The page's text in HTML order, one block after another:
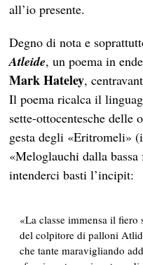
all’io presente.
Degno di nota e
Atleide, un poema in
Mark Hateley,
Il poema ricalca il
sette-ottocentesche delle
gesta degli «Eritromeli»
«Meloglauchi dalla
intenderci basti l’incipit:
«La classe immensa il fiero
del colpitore di palloni
che tante maravigliando